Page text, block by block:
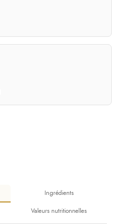
Ingrédients
Valeurs nutritionnelles